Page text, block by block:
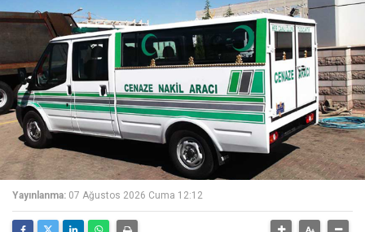
Yayınlanma: 07 Ağustos 2026 Cuma 12:12